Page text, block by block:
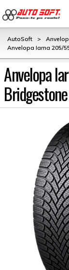
AutoSoft >
Anvelopa Iarna 205/
Anvelopa